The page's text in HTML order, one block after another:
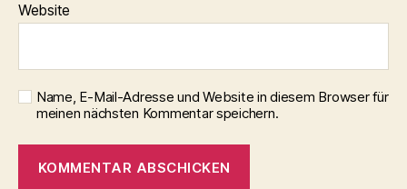
Website
Name, E-Mail-Adresse und Website in diesem Browser für
meinen nächsten Kommentar speichern.